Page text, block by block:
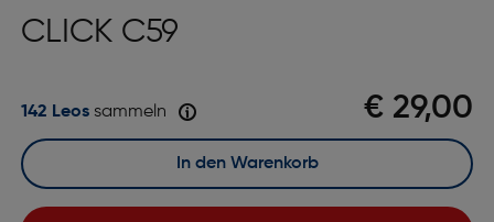
CLICK C59
€ 29,00
142 Leossammeln
In den Warenkorb